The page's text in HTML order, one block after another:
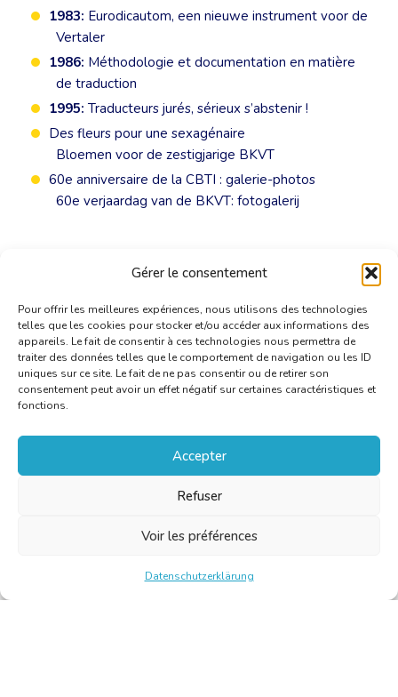
Gérer le consentement
Pour offrir les meilleures expériences, nous utilisons des technologies
telles que les cookies pour stocker et/ou accéder aux informations des
appareils. Le fait de consentir à ces technologies nous permettra de
traiter des données telles que le comportement de navigation ou les ID
uniques sur ce site. Le fait de ne pas consentir ou de retirer son
consentement peut avoir un effet négatif sur certaines caractéristiques et
fonctions.
Accepter
Refuser
Voir les préférences
Datenschutzerklärung
1983: Eurodicautom, een nieuwe instrument voor de
Vertaler
1986: Méthodologie et documentation en matière
de traduction
1995: Traducteurs jurés, sérieux s’abstenir !
Des fleurs pour une sexagénaire
Bloemen voor de zestigjarige BKVT
60e anniversaire de la CBTI : galerie-photos
60e verjaardag van de BKVT: fotogalerij